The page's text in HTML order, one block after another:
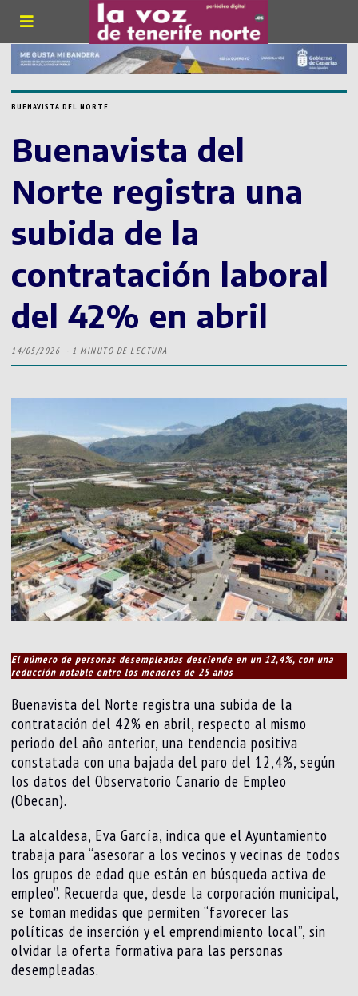
BUENAVISTA DEL NORTE
Buenavista del
Norte registra una
subida de la
contratación laboral
del 42% en abril
14/05/2026 1 MINUTO DE LECTURA
El número de personas desempleadas desciende en un 12,4%, con una
reducción notable entre los menores de 25 años
Buenavista del Norte registra una subida de la
contratación del 42% en abril, respecto al mismo
periodo del año anterior, una tendencia positiva
constatada con una bajada del paro del 12,4%, según
los datos del Observatorio Canario de Empleo
(Obecan).
La alcaldesa, Eva García, indica que el Ayuntamiento
trabaja para “asesorar a los vecinos y vecinas de todos
los grupos de edad que están en búsqueda activa de
empleo”. Recuerda que, desde la corporación municipal,
se toman medidas que permiten “favorecer las
políticas de inserción y el emprendimiento local”, sin
olvidar la oferta formativa para las personas
desempleadas.